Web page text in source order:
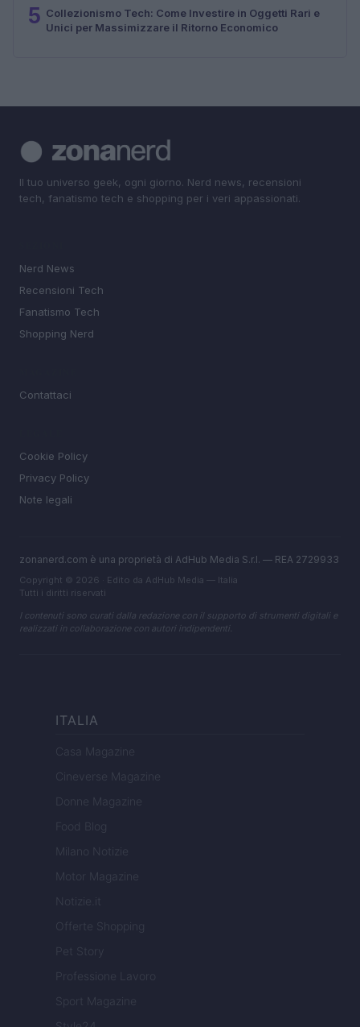
5 Collezionismo Tech: Come Investire in Oggetti Rari e
Unici per Massimizzare il Ritorno Economico
Il tuo universo geek, ogni giorno. Nerd news, recensioni
tech, fanatismo tech e shopping per i veri appassionati.
Nerd News
Recensioni Tech
Fanatismo Tech
Shopping Nerd
Contattaci
Cookie Policy
Privacy Policy
Note legali
zonanerd.com è una proprietà di AdHub Media S.r.l. — REA 2729933
Copyright © 2026 · Edito da AdHub Media — Italia
Tutti i diritti riservati
I contenuti sono curati dalla redazione con il supporto di strumenti digitali e
realizzati in collaborazione con autori indipendenti.
ITALIA
Casa Magazine
Cineverse Magazine
Donne Magazine
Food Blog
Milano Notizie
Motor Magazine
Notizie.it
Offerte Shopping
Pet Story
Professione Lavoro
Sport Magazine